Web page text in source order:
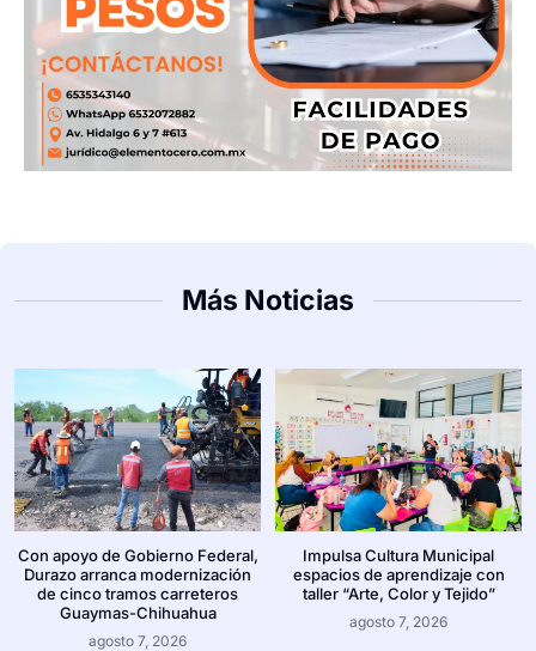
Más Noticias
Con apoyo de Gobierno Federal,
Durazo arranca modernización
de cinco tramos carreteros
Guaymas-Chihuahua
agosto 7, 2026
Impulsa Cultura Municipal
espacios de aprendizaje con
taller “Arte, Color y Tejido”
agosto 7, 2026